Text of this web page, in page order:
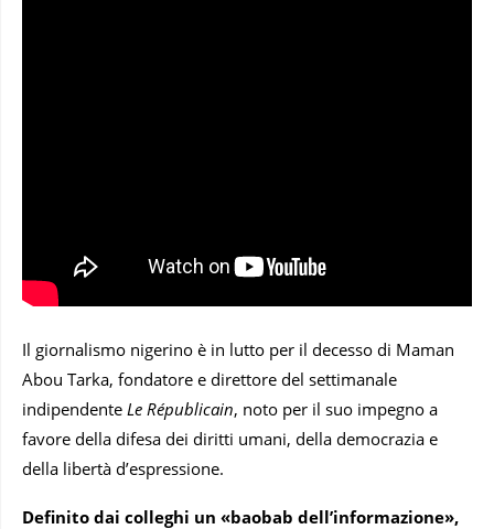
Il giornalismo nigerino è in lutto per il decesso di Maman
Abou Tarka, fondatore e direttore del settimanale
indipendente Le Républicain, noto per il suo impegno a
favore della difesa dei diritti umani, della democrazia e
della libertà d’espressione.
Definito dai colleghi un «baobab dell’informazione»,